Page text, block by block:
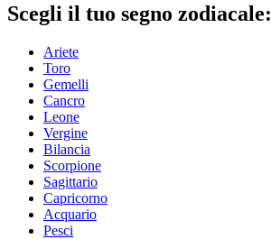
Scegli il tuo segno zodiacale:
Ariete
Toro
Gemelli
Cancro
Leone
Vergine
Bilancia
Scorpione
Sagittario
Capricorno
Acquario
Pesci